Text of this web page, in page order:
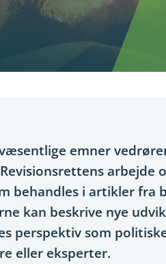
emner
arbejde
behandles i artikler fra
kan beskrive nye
perspektiv som
eller eksperter.